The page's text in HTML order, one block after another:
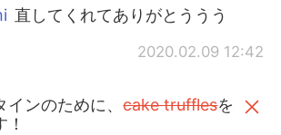
直してくれてありがとううう
2020.02.09 12:42
インのために、cake trufflesを